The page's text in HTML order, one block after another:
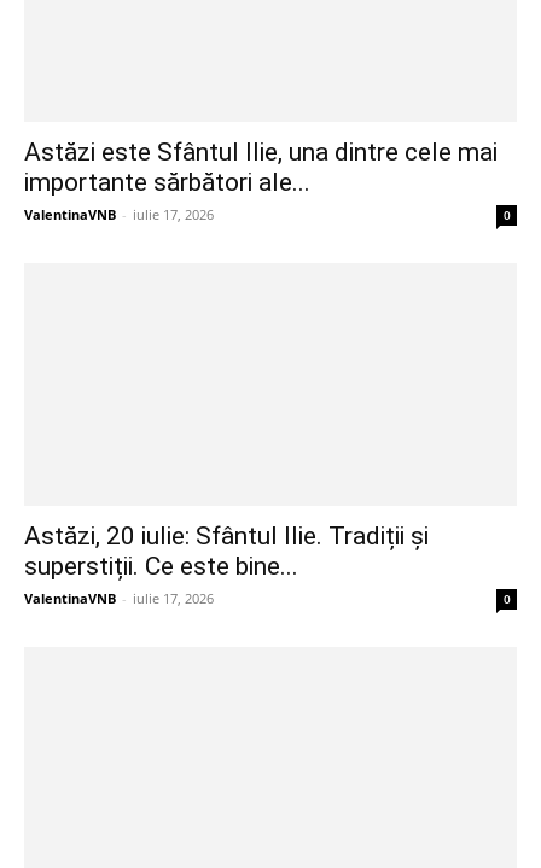
Astăzi este Sfântul Ilie, una dintre cele mai
importante sărbători ale...
ValentinaVNB - iulie 17, 2026 0
Astăzi, 20 iulie: Sfântul Ilie. Tradiții și
superstiții. Ce este bine...
ValentinaVNB - iulie 17, 2026 0